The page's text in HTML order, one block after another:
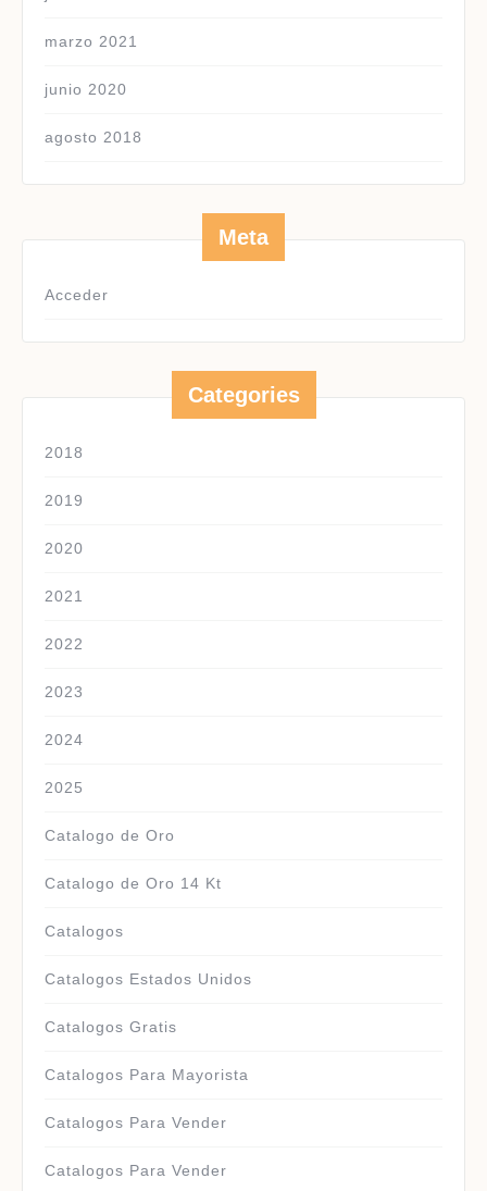
marzo 2021
junio 2020
agosto 2018
Meta
Acceder
Categories
2018
2019
2020
2021
2022
2023
2024
2025
Catalogo de Oro
Catalogo de Oro 14 Kt
Catalogos
Catalogos Estados Unidos
Catalogos Gratis
Catalogos Para Mayorista
Catalogos Para Vender
Catalogos Para Vender